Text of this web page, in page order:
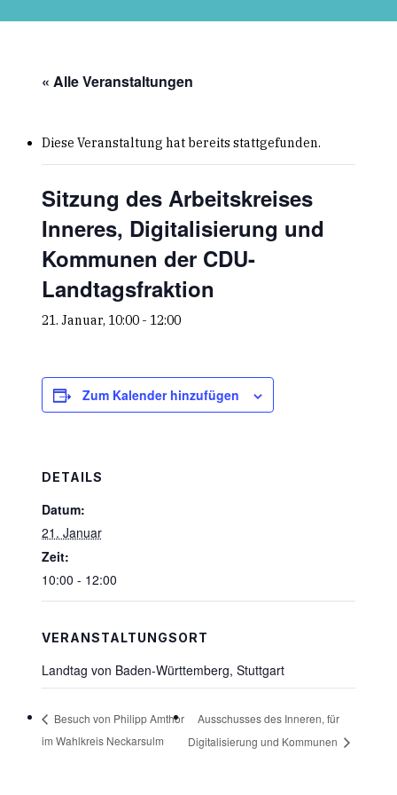
« Alle Veranstaltungen
Diese Veranstaltung hat bereits stattgefunden.
Sitzung des Arbeitskreises
Inneres, Digitalisierung und
Kommunen der CDU-
Landtagsfraktion
21. Januar, 10:00- 12:00
Zum Kalender hinzufügen
DETAILS
Datum:
21. Januar
Zeit:
10:00 - 12:00
VERANSTALTUNGSORT
Landtag von Baden-Württemberg, Stuttgart
Besuch von Philipp Amthor
im Wahlkreis Neckarsulm
Ausschusses des Inneren, für
Digitalisierung und Kommunen